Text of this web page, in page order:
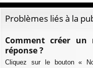
Problèmes liés à la
Comment créer
réponse ?
Cliquez sur le bouton «